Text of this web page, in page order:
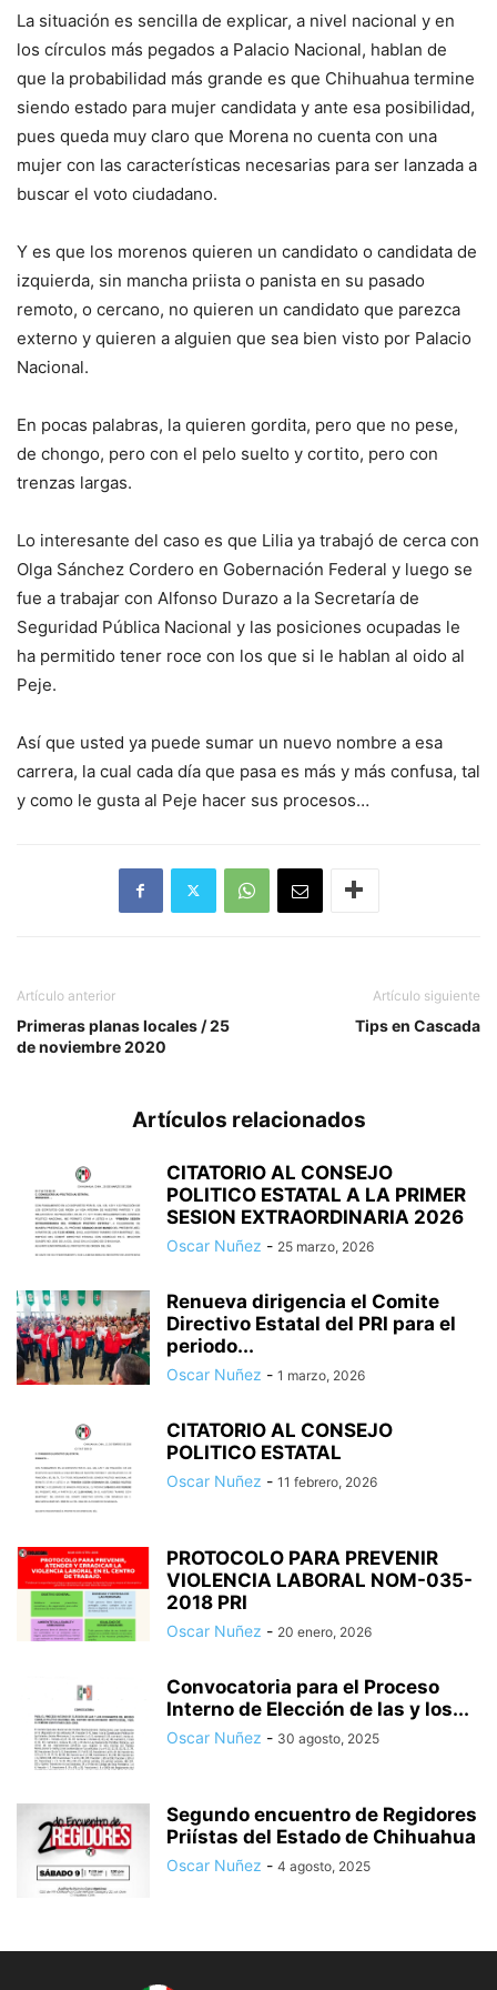
La situación es sencilla de explicar, a nivel nacional y en
los círculos más pegados a Palacio Nacional, hablan de
que la probabilidad más grande es que Chihuahua termine
siendo estado para mujer candidata y ante esa posibilidad,
pues queda muy claro que Morena no cuenta con una
mujer con las características necesarias para ser lanzada a
buscar el voto ciudadano.
Y es que los morenos quieren un candidato o candidata de
izquierda, sin mancha priista o panista en su pasado
remoto, o cercano, no quieren un candidato que parezca
externo y quieren a alguien que sea bien visto por Palacio
Nacional.
En pocas palabras, la quieren gordita, pero que no pese,
de chongo, pero con el pelo suelto y cortito, pero con
trenzas largas.
Lo interesante del caso es que Lilia ya trabajó de cerca con
Olga Sánchez Cordero en Gobernación Federal y luego se
fue a trabajar con Alfonso Durazo a la Secretaría de
Seguridad Pública Nacional y las posiciones ocupadas le
ha permitido tener roce con los que si le hablan al oido al
Peje.
Así que usted ya puede sumar un nuevo nombre a esa
carrera, la cual cada día que pasa es más y más confusa, tal
y como le gusta al Peje hacer sus procesos…
Artículo anterior
Primeras planas locales / 25
de noviembre 2020
Artículo siguiente
Tips en Cascada
Artículos relacionados
CITATORIO AL CONSEJO
POLITICO ESTATAL A LA PRIMER
SESION EXTRAORDINARIA 2026
Oscar Nuñez - 25 marzo, 2026
Renueva dirigencia el Comite
Directivo Estatal del PRI para el
periodo...
Oscar Nuñez - 1 marzo, 2026
CITATORIO AL CONSEJO
POLITICO ESTATAL
Oscar Nuñez - 11 febrero, 2026
PROTOCOLO PARA PREVENIR
VIOLENCIA LABORAL NOM-035-
2018 PRI
Oscar Nuñez - 20 enero, 2026
Convocatoria para el Proceso
Interno de Elección de las y los...
Oscar Nuñez - 30 agosto, 2025
Segundo encuentro de Regidores
Priístas del Estado de Chihuahua
Oscar Nuñez - 4 agosto, 2025